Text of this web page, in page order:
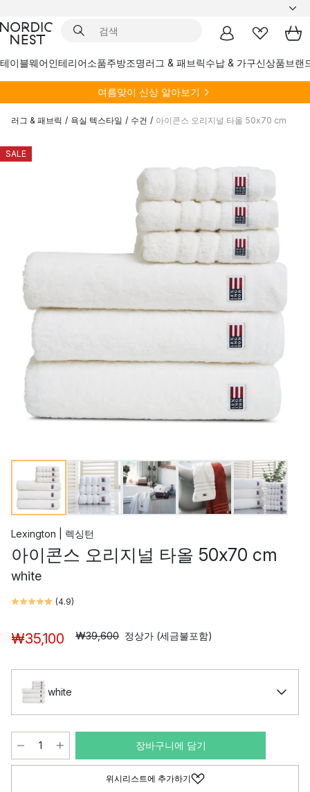
테이블웨어인테리어소품주방조명러그 & 패브릭수납 & 가구신상품브랜
여름맞이 신상 알아보기
러그 & 패브릭 / 욕실 텍스타일 / 수건 / 아이콘스 오리지널 타올 50x70 cm
SALE
Lexington | 렉싱턴
아이콘스 오리지널 타올 50x70 cm
white
(4.9)
₩35,100 ₩39,600 정상가 (세금불포함)
white
장바구니에 담기
위시리스트에 추가하기